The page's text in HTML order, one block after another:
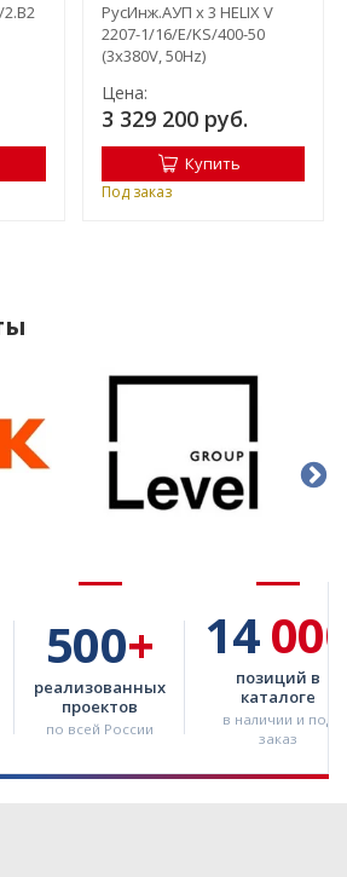
2.В2
РусИнж.АУП х 3 HELIX V
2207-1/16/E/KS/400-50
(3x380V, 50Hz)
Цена:
3 329 200 руб.
Купить
Под заказ
500+
реализованных
проектов
по всей России
14
позиций в
каталоге
в наличии и под
заказ